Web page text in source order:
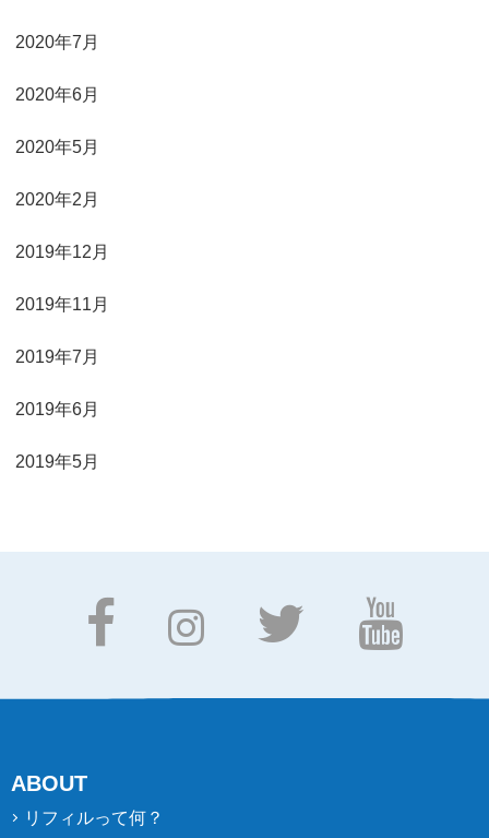
2020年7月
2020年6月
2020年5月
2020年2月
2019年12月
2019年11月
2019年7月
2019年6月
2019年5月
ABOUT
リフィルって何？